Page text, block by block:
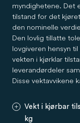
myndighetene. Det
tilstand for det
den nominelle
Den lovlig tillatte
lovgiveren hensyn
vekten i kjørklar
leverandørdeler
Disse vektavvikene
Vekt i kjørbar
kg